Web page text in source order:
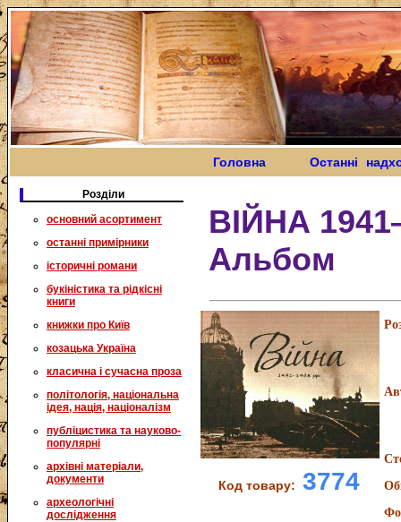
Головна Останні
Розділи
основний асортимент
останні примірники
історичні романи
букіністика та рідкісні
книги
книжки про Київ
козацька Україна
класична і сучасна проза
політологія, національна
ідея, нація, націоналізм
публіцистика та науково-
популярні
архівні матеріали,
документи
археологічні
дослідження
ВІЙНА
Альбом
Код товару: 3774